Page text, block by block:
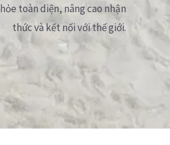
toàn diện, nâng cao nhận
thức và kết nối với thế giới.